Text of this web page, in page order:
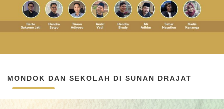
MONDOK DAN SEKOLAH DI SUNAN DRAJAT